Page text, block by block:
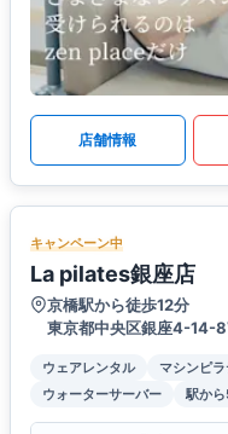
店舗情報
キャンペーン中
La pilates銀座店
京橋駅から徒歩12分
東京都中央区銀座4-14-
ウェアレンタル マシンピラ
ウォーターサーバー
駅か